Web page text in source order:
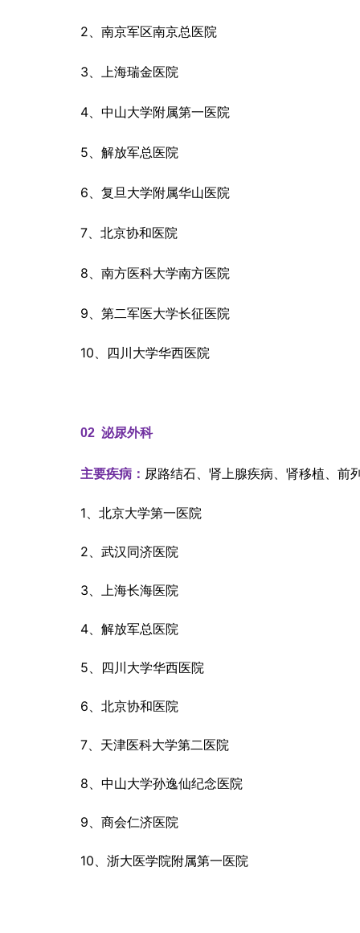
2、南京军区南京总医院
3、上海瑞金医院
4、中山大学附属第一医院
5、解放军总医院
6、复旦大学附属华山医院
7、北京协和医院
8、南方医科大学南方医院
9、第二军医大学长征医院
10、四川大学华西医院
02 泌尿外科
主要疾病： 尿路结石、肾上腺疾病、肾移植、前
1、北京大学第一医院
2、武汉同济医院
3、上海长海医院
4、解放军总医院
5、四川大学华西医院
6、北京协和医院
7、天津医科大学第二医院
8、中山大学孙逸仙纪念医院
9、商会仁济医院
10、浙大医学院附属第一医院